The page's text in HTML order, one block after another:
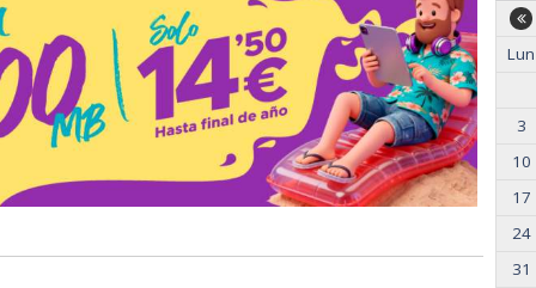
Lun
3
10
17
24
31